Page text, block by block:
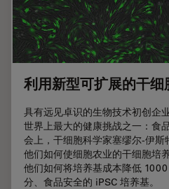
利用新型可扩展的干
具有远见卓识的生物技术初创
世界上最大的健康挑战之一：食
会上，干细胞科学家塞缪尔-伊
他们如何使细胞农业的干细胞培
他们如何将培养基成本降低
分、食品安全的 iPSC 培养基。